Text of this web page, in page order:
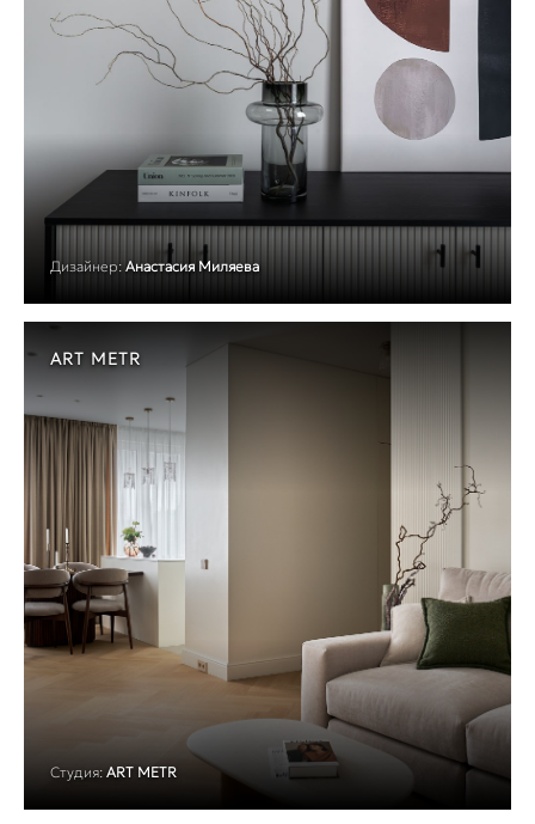
Дизайнер: Анастасия Миляева
ART METR
Студия: ART METR